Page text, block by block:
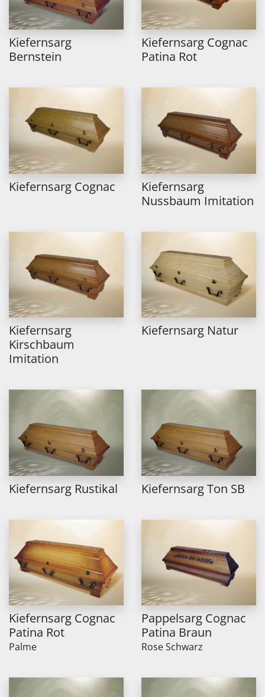
Kiefernsarg
Bernstein
Kiefernsarg Cognac
Patina Rot
Kiefernsarg Cognac
Kiefernsarg
Nussbaum Imitation
Kiefernsarg
Kirschbaum
Imitation
Kiefernsarg Natur
Kiefernsarg Rustikal Kiefernsarg Ton SB
Kiefernsarg Cognac
Patina Rot
Palme
Pappelsarg Cognac
Patina Braun
Rose Schwarz